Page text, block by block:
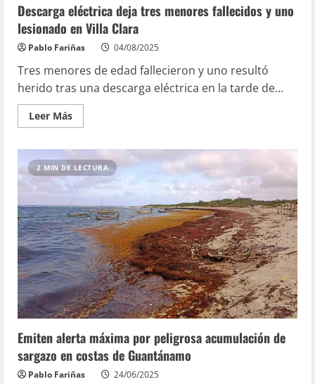
Descarga eléctrica deja tres menores fallecidos y uno
lesionado en Villa Clara
Pablo Fariñas 04/08/2025
Tres menores de edad fallecieron y uno resultó
herido tras una descarga eléctrica en la tarde de...
Leer Más
2 MIN DE LECTURA
Emiten alerta máxima por peligrosa acumulación de
sargazo en costas de Guantánamo
Pablo Fariñas 24/06/2025